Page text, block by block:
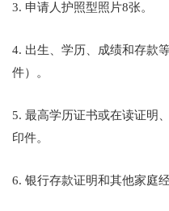
3. 申请人护照型照片8张。
4. 出生、学历、成绩和存款
件）。
5. 最高学历证书或在读证明
印件。
6. 银行存款证明和其他家庭